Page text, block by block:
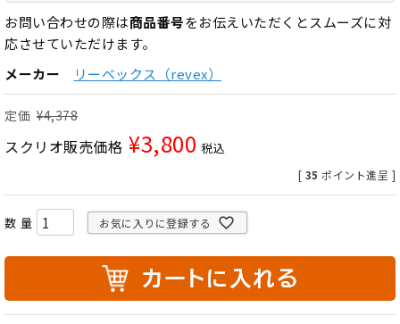
お問い合わせの際は商品番号をお伝えいただくとスムーズに対
応させていただけます。
メーカー
リーベックス（revex）
定価 ¥4,378
スクリオ販売価格 ¥3,800 税込
[ 35 ポイント進呈 ]
お気に入りに登録する